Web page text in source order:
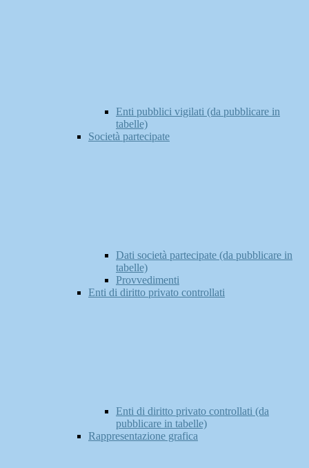
Enti pubblici vigilati (da pubblicare in
tabelle)
Società partecipate
Dati società partecipate (da pubblicare in
tabelle)
Provvedimenti
Enti di diritto privato controllati
Enti di diritto privato controllati (da
pubblicare in tabelle)
Rappresentazione grafica